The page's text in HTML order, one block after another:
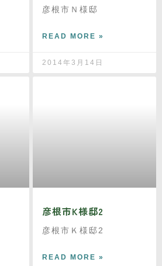
彦根市Ｎ様邸
READ MORE »
2014年3月14日
彦根市K様邸2
彦根市Ｋ様邸2
READ MORE »